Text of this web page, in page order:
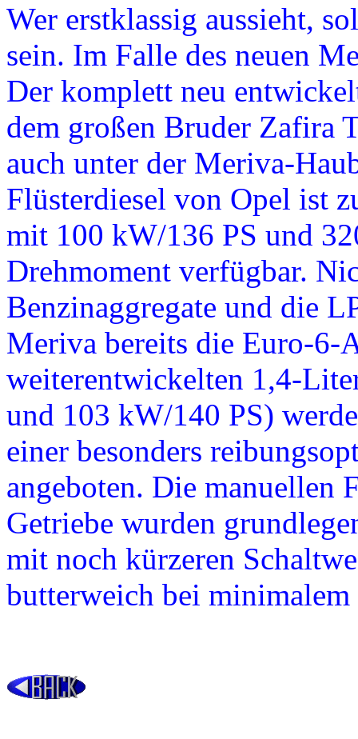
Wer erstklassig aussieht,
sein. Im Falle des neuen
Der komplett neu
dem großen Bruder Zafira
auch unter der Meriva-
Flüsterdiesel von Opel ist
mit 100 kW/136 PS und
Drehmoment verfügbar.
Benzinaggregate und die
Meriva bereits die Euro-6-
weiterentwickelten 1,4-
und 103 kW/140 PS)
einer besonders
angeboten. Die manuellen
Getriebe wurden
mit noch kürzeren
butterweich bei